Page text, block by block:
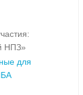
НПЗ»
для